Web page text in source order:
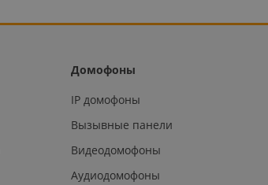
Домофоны
IP домофоны
Вызывные панели
Видеодомофоны
Аудиодомофоны